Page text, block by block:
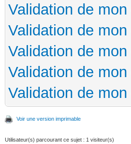
Validation de
Validation de
Validation de
Validation de
Validation de
Voir une version imprimable
Utilisateur(s) parcourant ce sujet : 1 visiteur(s)